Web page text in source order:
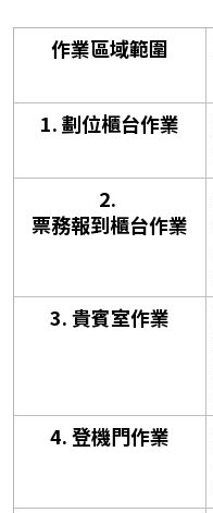
作業區域範圍
1. 劃位櫃台作業
2.
票務報到櫃台作業
3. 貴賓室作業
4. 登機門作業